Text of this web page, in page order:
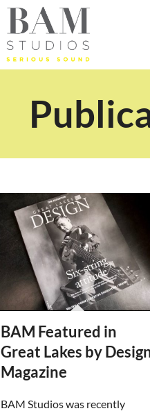
BAM Featured in
Great Lakes by
Magazine
BAM Studios was recently